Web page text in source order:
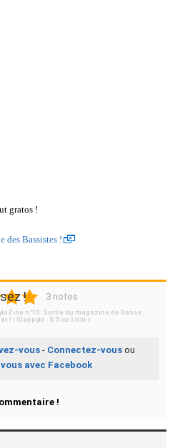
gratos !
des Bassistes !
!
4 5 3 notes
n°10 : Sortie du magazine de Basse
! | Slappyto
5/ 5 sur 3 notes
vous- Connectez-vousou
avec Facebook
!